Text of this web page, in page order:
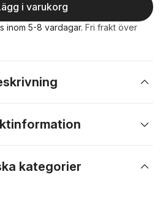
i varukorg
inom 5-8 vardagar. Fri frakt över
kategorier